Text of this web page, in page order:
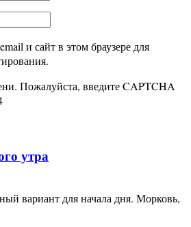
и сайт в этом браузере для
Пожалуйста, введите CAPTCHA
утра
вариант для начала дня. Морковь,